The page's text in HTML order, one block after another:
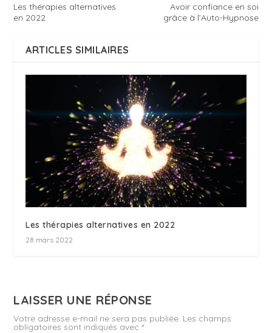
Les thérapies alternatives
en 2022
Avoir confiance en soi
grâce à l’Auto-Hypnose
ARTICLES SIMILAIRES
Les thérapies alternatives en 2022
28 mars 2022
LAISSER UNE RÉPONSE
Votre adresse e-mail ne sera pas publiée. Les champs
obligatoires sont indiqués avec*